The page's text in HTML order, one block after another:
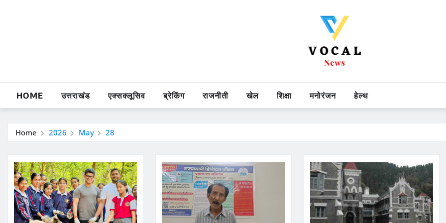
HOME उत्तराखंड एक्सक्लूसिव ब्रेकिंग राजनीती खेल शिक्षा मनोरंजन हेल्थ
Home 2026 May 28